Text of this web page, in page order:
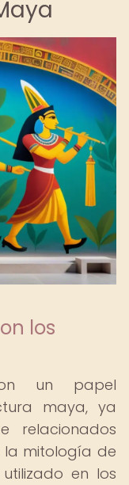
los
un papel
maya, ya
relacionados
la mitología de
en los